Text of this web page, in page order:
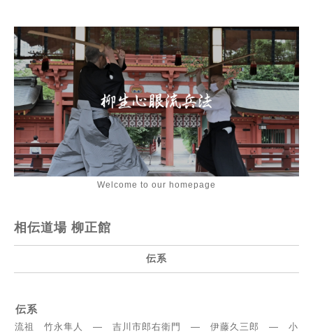
Welcome to our homepage
相伝道場 柳正館
伝系
伝系
流祖 竹永隼人 ― 吉川市郎右衛門 ― 伊藤久三郎 ― 小